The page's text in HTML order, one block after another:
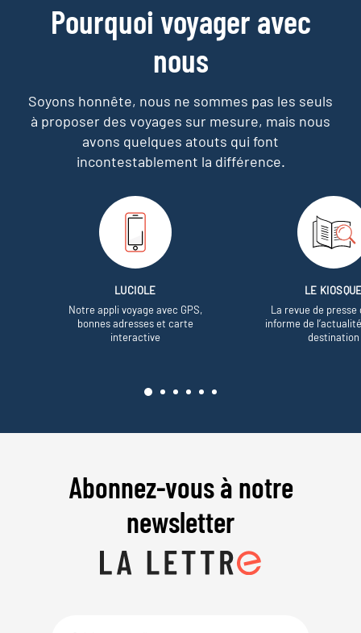
Pourquoi voyager avec
nous
Soyons honnête, nous ne sommes pas les seuls
à proposer des voyages sur mesure, mais nous
avons quelques atouts qui font
incontestablement la différence.
LUCIOLE
Notre appli voyage avec GPS,
bonnes adresses et carte
interactive
LE
La revue de presse
informe de
destination
Abonnez-vous à notre
newsletter